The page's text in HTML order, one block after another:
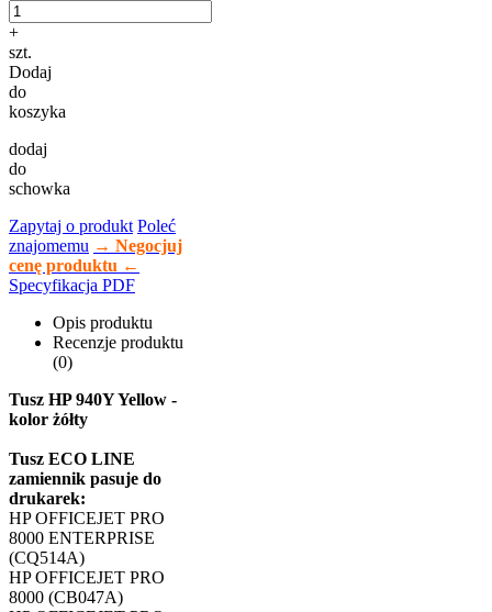
+
szt.
Dodaj
do
koszyka
dodaj
do
schowka
Zapytaj o produkt Poleć
znajomemu → Negocjuj
cenę produktu ←
Specyfikacja PDF
Opis produktu
Recenzje produktu
(0)
Tusz HP 940Y Yellow -
kolor żółty
Tusz ECO LINE
zamiennik pasuje do
drukarek:
HP OFFICEJET PRO
8000 ENTERPRISE
(CQ514A)
HP OFFICEJET PRO
8000 (CB047A)